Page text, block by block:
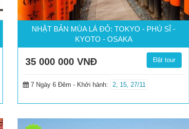
NHẬT BẢN MÙA LÁ ĐỎ: TOKYO - PHÚ SĨ -
KYOTO - OSAKA
35 000 000 VNĐ Đặt tour
7 Ngày 6 Đêm - Khởi hành: 2, 15, 27/11